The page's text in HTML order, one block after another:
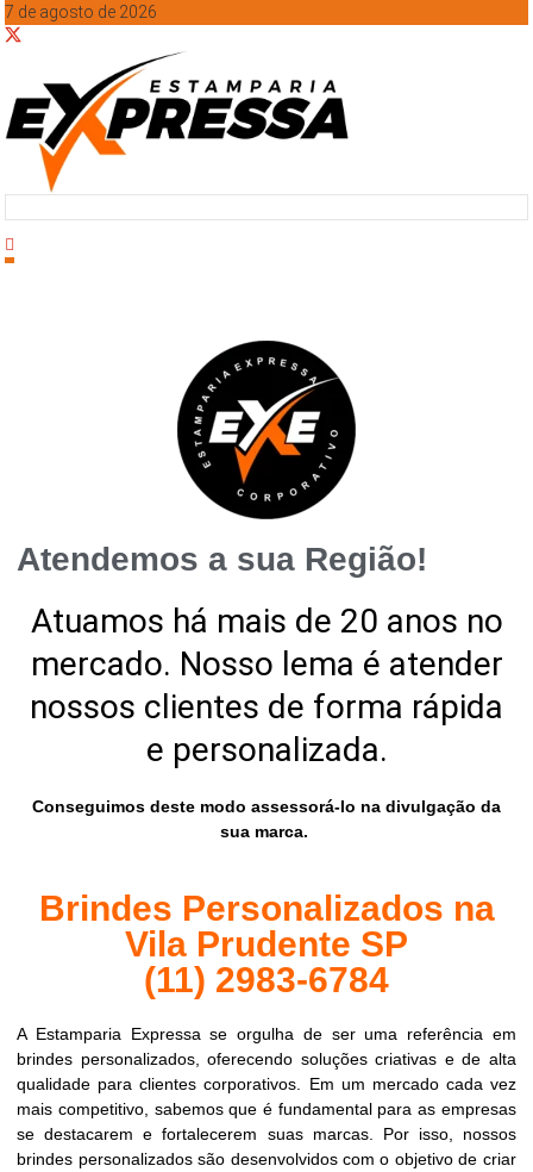
7 de agosto de 2026
Atendemos a sua Região!
Atuamos há mais de 20 anos no
mercado. Nosso lema é atender
nossos clientes de forma rápida
e personalizada.
Conseguimos deste modo assessorá-lo na divulgação da
sua marca.
Brindes Personalizados na
Vila Prudente SP
(11) 2983-6784
A Estamparia Expressa se orgulha de ser uma referência em
brindes personalizados, oferecendo soluções criativas e de alta
qualidade para clientes corporativos. Em um mercado cada vez
mais competitivo, sabemos que é fundamental para as empresas
se destacarem e fortalecerem suas marcas. Por isso, nossos
brindes personalizados são desenvolvidos com o objetivo de criar